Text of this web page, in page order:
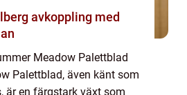
med
Meadow Palettblad
Palettblad, även känt som
är en färgstark växt som